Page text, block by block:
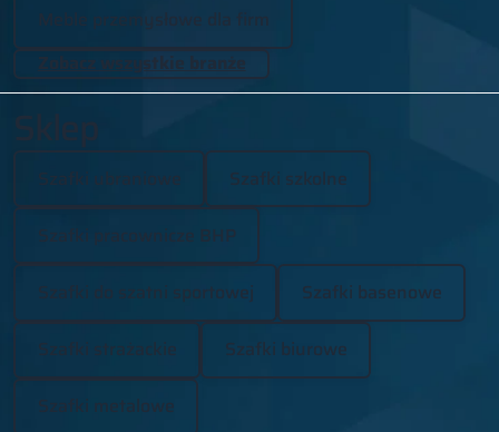
Meble przemysłowe dla firm
Zobacz wszystkie branże
Szafki szkolne
Szafki do szatni sportowej Szafki basenowe
Szafki strażackie Szafki biurowe
Szafki metalowe